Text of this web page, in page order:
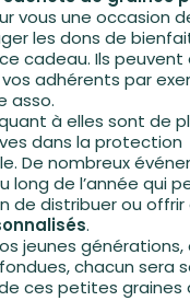
vous une occasion
les dons de
cadeau. Ils peuvent
adhérents par
asso.
à elles sont de
dans la protection
De nombreux
long de l’année qui
de distribuer ou offrir
.
jeunes
chacun sera
ces petites graines